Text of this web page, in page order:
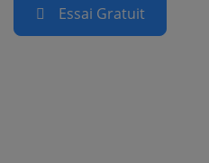
Essai Gratuit